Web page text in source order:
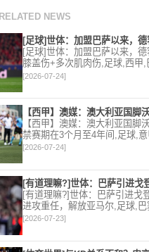
RELATED NEWS
[足球]世体：加盟巴萨以来，
膝盖伤+多次肌肉伤,足球,西甲,
本站，24小时为你更新最新的
[2026-07-24]
【西甲】澳媒：澳大利亚国脚
禁赛期在3个月至4年间,足球,意
大利亚,英超,西甲,德甲,法甲,五
[2026-07-24]
[有道理嘛?]世体：巴萨引进戈
进攻重任，解放亚马尔,足球,巴
藏本站，24小时为你更新最新
[2026-07-23]